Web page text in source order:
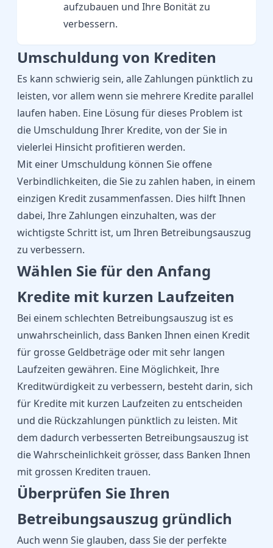
aufzubauen und Ihre Bonität zu
verbessern.
Umschuldung von Krediten
Es kann schwierig sein, alle Zahlungen pünktlich zu
leisten, vor allem wenn sie mehrere Kredite parallel
laufen haben. Eine Lösung für dieses Problem ist
die Umschuldung Ihrer Kredite, von der Sie in
vielerlei Hinsicht profitieren werden.
Mit einer Umschuldung können Sie offene
Verbindlichkeiten, die Sie zu zahlen haben, in einem
einzigen Kredit zusammenfassen. Dies hilft Ihnen
dabei, Ihre Zahlungen einzuhalten, was der
wichtigste Schritt ist, um Ihren Betreibungsauszug
zu verbessern.
Wählen Sie für den Anfang
Kredite mit kurzen Laufzeiten
Bei einem schlechten Betreibungsauszug ist es
unwahrscheinlich, dass Banken Ihnen einen Kredit
für grosse Geldbeträge oder mit sehr langen
Laufzeiten gewähren. Eine Möglichkeit, Ihre
Kreditwürdigkeit zu verbessern, besteht darin, sich
für Kredite mit kurzen Laufzeiten zu entscheiden
und die Rückzahlungen pünktlich zu leisten. Mit
dem dadurch verbesserten Betreibungsauszug ist
die Wahrscheinlichkeit grösser, dass Banken Ihnen
mit grossen Krediten trauen.
Überprüfen Sie Ihren
Betreibungsauszug gründlich
Auch wenn Sie glauben, dass Sie der perfekte